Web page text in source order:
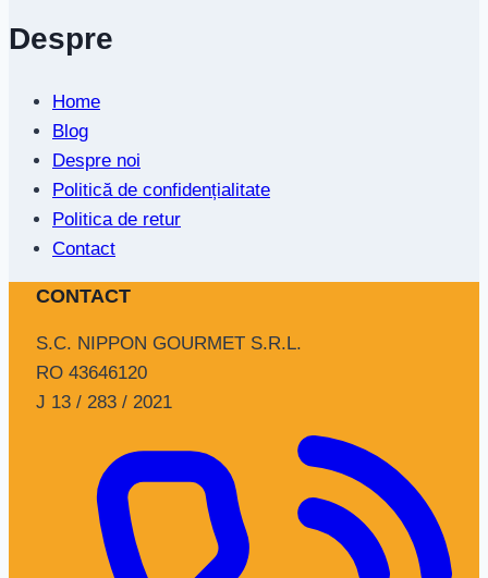
Despre
Home
Blog
Despre noi
Politică de confidențialitate
Politica de retur
Contact
CONTACT
S.C. NIPPON GOURMET S.R.L.
RO 43646120
J 13 / 283 / 2021